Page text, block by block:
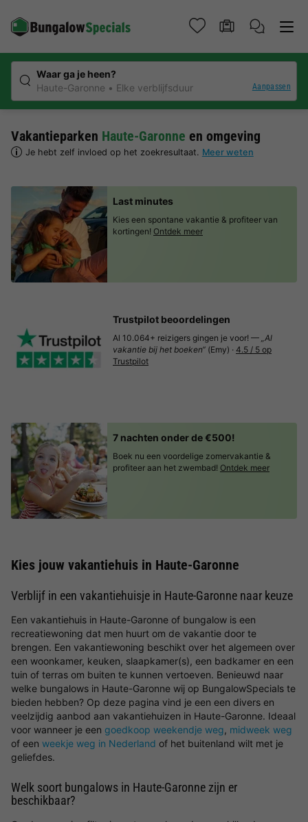
Waar ga je heen?
Haute-Garonne
Elke verblijfsduur Aanpassen
Vakantieparken Haute-Garonne en omgeving
Je hebt zelf invloed op het zoekresultaat. Meer weten
Last minutes
Kies een spontane vakantie & profiteer van
kortingen! Ontdek meer
Trustpilot beoordelingen
Al 10.064+ reizigers gingen je voor! — „Al
vakantie bij het boeken“ (Emy) · 4.5 / 5 op
Trustpilot
7 nachten onder de €500!
Boek nu een voordelige zomervakantie &
profiteer aan het zwembad! Ontdek meer
Kies jouw vakantiehuis in Haute-Garonne
Verblijf in een vakantiehuisje in Haute-Garonne naar keuze
Een vakantiehuis in Haute-Garonne of bungalow is een
recreatiewoning dat men huurt om de vakantie door te
brengen. Een vakantiewoning beschikt over het algemeen over
een woonkamer, keuken, slaapkamer(s), een badkamer en een
tuin of terras om buiten te kunnen vertoeven. Benieuwd naar
welke bungalows in Haute-Garonne wij op BungalowSpecials te
bieden hebben? Op deze pagina vind je een een divers en
veelzijdig aanbod aan vakantiehuizen in Haute-Garonne. Ideaal
voor wanneer je een goedkoop weekendje weg, midweek weg
of een weekje weg in Nederland of het buitenland wilt met je
geliefdes.
Welk soort bungalows in Haute-Garonne zijn er
beschikbaar?